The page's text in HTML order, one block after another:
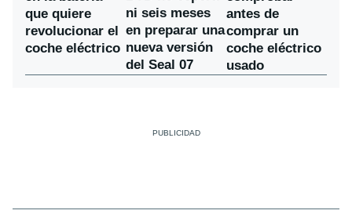
que quiere
revolucionar el
coche eléctrico
ni seis meses
en preparar una
nueva versión
del Seal 07
antes de
comprar un
coche eléctrico
usado